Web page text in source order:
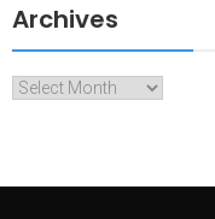
Archives
Archives